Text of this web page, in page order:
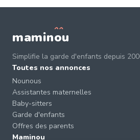
maminou
Simplifie la garde d'enfants depuis
Toutes nos annonces
Nounous
Assistantes maternelles
Baby-sitters
Garde d'enfants
Offres des parents
Maminou